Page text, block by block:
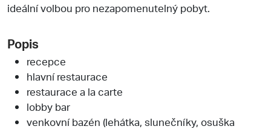
ideální volbou pro nezapomenutelný pobyt.
Popis
recepce
hlavní restaurace
restaurace a la carte
lobby bar
venkovní bazén (lehátka, slunečníky, osuška